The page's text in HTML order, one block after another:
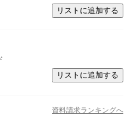
リストに追加する
リストに追加する
資料請求ランキングへ